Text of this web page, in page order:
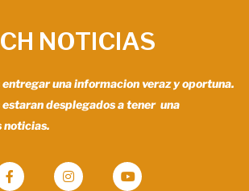
NOTICIAS
una informacion veraz y oportuna.
desplegados a tener una
noticias.